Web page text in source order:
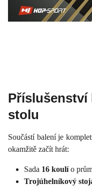
Příslušenství
stolu
Součástí balení je
okamžitě začít hrát:
Sada 16 koulío
Trojúhelníkový